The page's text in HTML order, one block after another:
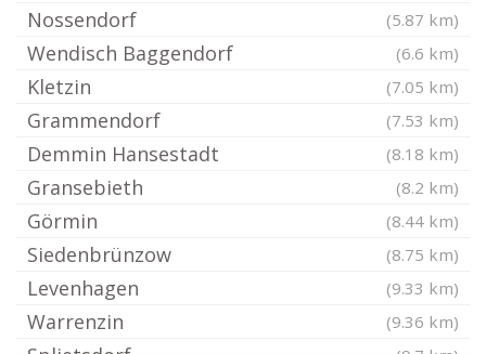
Nossendorf (5.87 km)
Wendisch Baggendorf (6.6 km)
Kletzin (7.05 km)
Grammendorf (7.53 km)
Demmin Hansestadt (8.18 km)
Gransebieth (8.2 km)
Görmin (8.44 km)
Siedenbrünzow (8.75 km)
Levenhagen (9.33 km)
Warrenzin (9.36 km)